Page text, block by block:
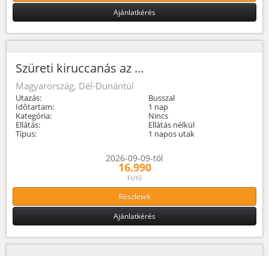
Ajánlatkérés
Szüreti kiruccanás az ...
Magyarország, Dél-Dunántúl
Utazás:
Busszal
Időtartam:
1 nap
Kategória:
Nincs
Ellátás:
Ellátás nélkül
Típus:
1 napos utak
2026-09-09-tól
16.990
Ft/fő
Részletek
Ajánlatkérés